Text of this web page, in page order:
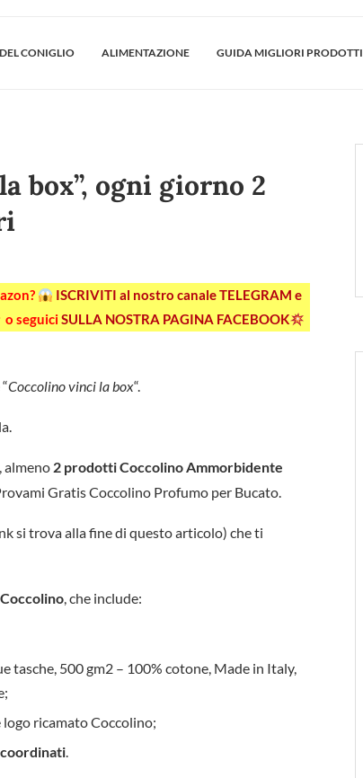
CONIGLIO ALIMENTAZIONE GUIDA MIGLIORI PRODOTTI
box”, ogni giorno 2
ISCRIVITI al nostro canale TELEGRAM e
o seguiciSULLA NOSTRA PAGINA FACEBOOK
Coccolino vinci la box“.
almeno 2 prodotti Coccolino Ammorbidente
Gratis Coccolino Profumo per Bucato.
si trova alla fine di questo articolo) che ti
, che include:
tasche, 500 gm2 – 100% cotone, Made in Italy,
ricamato Coccolino;
.